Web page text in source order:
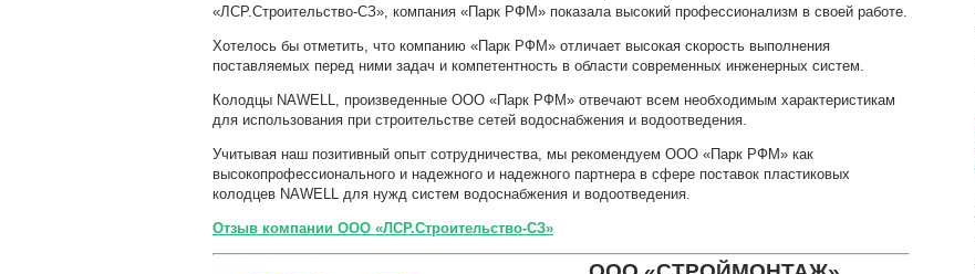
«ЛСР.Строительство-СЗ», компания «Парк РФМ» показала высокий профессионализм в своей работе.
Хотелось бы отметить, что компанию «Парк РФМ» отличает высокая скорость выполнения
поставляемых перед ними задач и компетентность в области современных инженерных систем.
Колодцы NAWELL
, произведенные ООО «Парк РФМ» отвечают всем необходимым характеристикам
для использования при строительстве сетей водоснабжения и водоотведения.
Учитывая наш позитивный опыт сотрудничества, мы рекомендуем ООО «Парк РФМ» как
высокопрофессионального и надежного и надежного партнера в сфере поставок пластиковых
колодцев NAWELL для нужд систем водоснабжения и водоотведения.
Отзыв компании ООО «ЛСР.Строительство-СЗ»